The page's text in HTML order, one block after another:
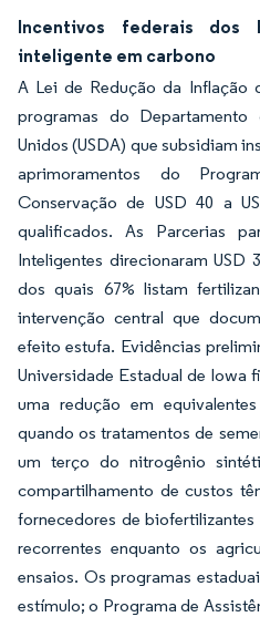
Incentivos federais dos
inteligente em carbono
A Lei de Redução da Inflação
programas do
Unidos (USDA) que subsidiam
aprimoramentos do
Conservação de USD 40 a
qualificados. As Parcerias
Inteligentes direcionaram USD
dos quais 67% listam
intervenção central que
efeito estufa. Evidências
Universidade Estadual de Iowa
uma redução em
quando os tratamentos de
um terço do nitrogênio
compartilhamento de custos
fornecedores de
recorrentes enquanto os
ensaios. Os programas
estímulo; o Programa de